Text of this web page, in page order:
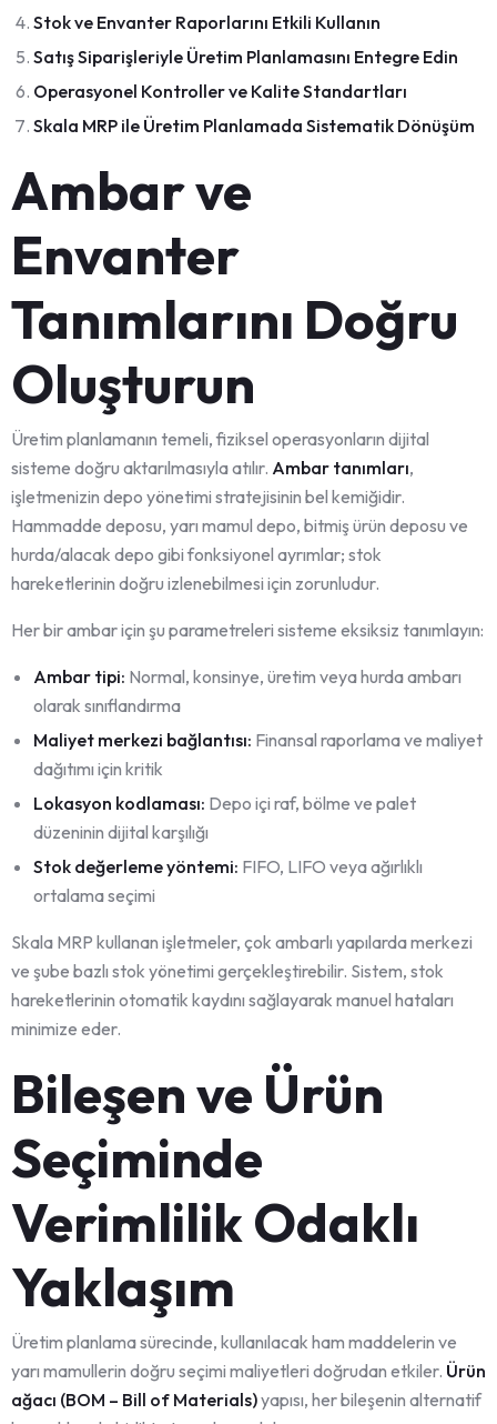
Stok ve Envanter Raporlarını Etkili Kullanın
Satış Siparişleriyle Üretim Planlamasını Entegre Edin
Operasyonel Kontroller ve Kalite Standartları
Skala MRP ile Üretim Planlamada Sistematik Dönüşüm
Ambar ve
Envanter
Tanımlarını Doğru
Oluşturun
Üretim planlamanın temeli, fiziksel operasyonların dijital
sisteme doğru aktarılmasıyla atılır. Ambar tanımları,
işletmenizin depo yönetimi stratejisinin bel kemiğidir.
Hammadde deposu, yarı mamul depo, bitmiş ürün deposu ve
hurda/alacak depo gibi fonksiyonel ayrımlar; stok
hareketlerinin doğru izlenebilmesi için zorunludur.
Her bir ambar için şu parametreleri sisteme eksiksiz tanımlayın:
Ambar tipi: Normal, konsinye, üretim veya hurda ambarı
olarak sınıflandırma
Maliyet merkezi bağlantısı: Finansal raporlama ve maliyet
dağıtımı için kritik
Lokasyon kodlaması: Depo içi raf, bölme ve palet
düzeninin dijital karşılığı
Stok değerleme yöntemi: FIFO, LIFO veya ağırlıklı
ortalama seçimi
Skala MRP kullanan işletmeler, çok ambarlı yapılarda merkezi
ve şube bazlı stok yönetimi gerçekleştirebilir. Sistem, stok
hareketlerinin otomatik kaydını sağlayarak manuel hataları
minimize eder.
Bileşen ve Ürün
Seçiminde
Verimlilik Odaklı
Yaklaşım
Üretim planlama sürecinde, kullanılacak ham maddelerin ve
yarı mamullerin doğru seçimi maliyetleri doğrudan etkiler. Ürün
ağacı (BOM – Bill of Materials)yapısı, her bileşenin alternatif